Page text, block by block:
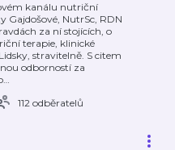
kanálu nutriční
Gajdošové, NutrSc, RDN
za ní stojících, o
terapie, klinické
stravitelně. S citem
odborností za
…
112 odběratelů